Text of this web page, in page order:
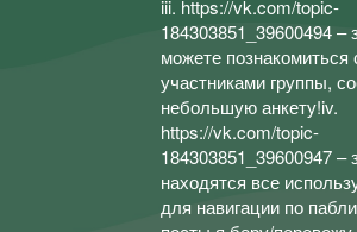
iii. https://vk.com/topic-
184303851_39600494 –
можете познакомиться
участниками группы,
небольшую анкету!iv.
https://vk.com/topic-
184303851_39600947 –
находятся все
для навигации по